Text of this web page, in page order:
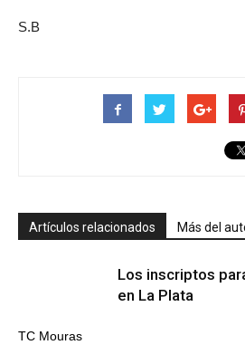
S.B
Artículos relacionados Más del
TC Mouras
Los inscriptos
en La Plata